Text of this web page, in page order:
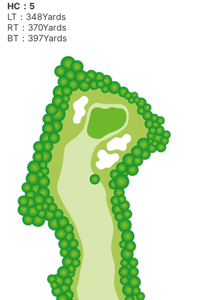
HC：5
LT：348Yards
RT：370Yards
BT：397Yards